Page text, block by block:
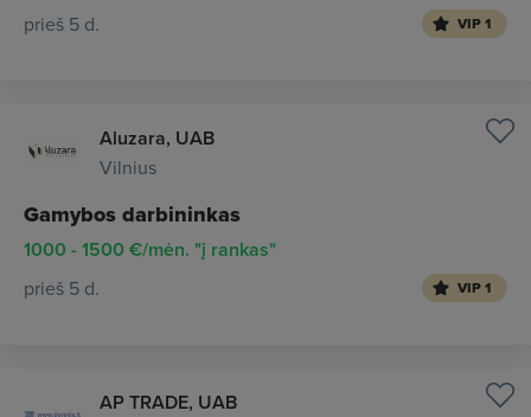
prieš 5 d. VIP 1
Aluzara, UAB
Vilnius
Gamybos darbininkas
1000 - 1500 €/mėn. "į rankas"
prieš 5 d. VIP 1
AP TRADE, UAB